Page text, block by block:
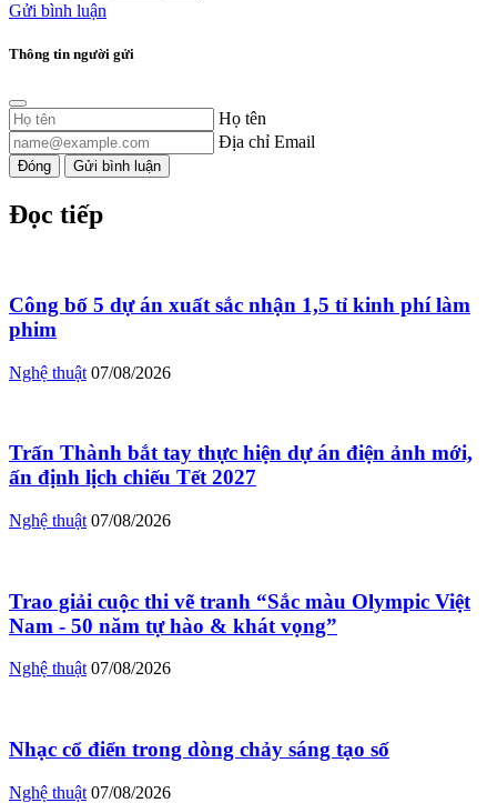
Gửi bình luận
Thông tin người gửi
Họ tên
Địa chỉ Email
Đóng Gửi bình luận
Đọc tiếp
Công bố 5 dự án xuất sắc nhận 1,5 tỉ kinh phí làm
phim
Nghệ thuật 07/08/2026
Trấn Thành bắt tay thực hiện dự án điện ảnh mới,
ấn định lịch chiếu Tết 2027
Nghệ thuật 07/08/2026
Trao giải cuộc thi vẽ tranh “Sắc màu Olympic Việt
Nam - 50 năm tự hào & khát vọng”
Nghệ thuật 07/08/2026
Nhạc cổ điển trong dòng chảy sáng tạo số
Nghệ thuật 07/08/2026